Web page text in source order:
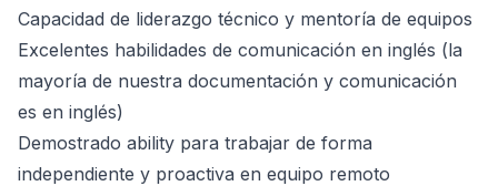
Capacidad de liderazgo técnico y mentoría de equipos
Excelentes habilidades de comunicación en inglés (la
mayoría de nuestra documentación y comunicación
es en inglés)
Demostrado ability para trabajar de forma
independiente y proactiva en equipo remoto